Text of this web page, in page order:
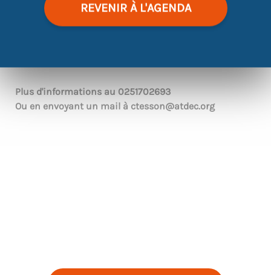
REVENIR À L'AGENDA
contributors
Plus d'informations au 0251702693
Ou en envoyant un mail à ctesson@atdec.org